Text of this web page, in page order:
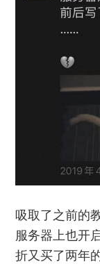
吸取了之前的
服务器上也开
折又买了两年